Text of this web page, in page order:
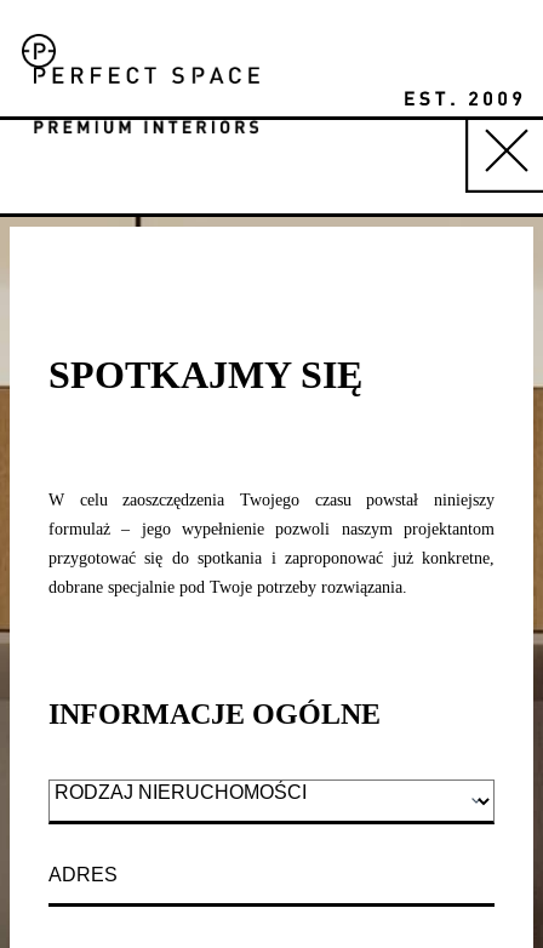
content
SPOTKAJMY SIĘ
W celu zaoszczędzenia Twojego czasu powstał niniejszy
formulaż – jego wypełnienie pozwoli naszym projektantom
przygotować się do spotkania i zaproponować już konkretne,
dobrane specjalnie pod Twoje potrzeby rozwiązania.
INFORMACJE OGÓLNE